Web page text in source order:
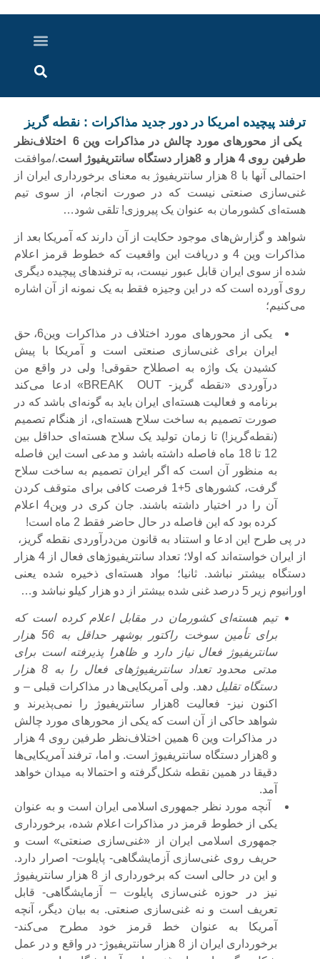
ترفند پيچيده امريكا در دور جديد مذاكرات : نقطه گريز
یکی از محورهای مورد چالش در مذاکرات وین 6 اختلاف‌نظر
طرفین روی 4 هزار و 8‌هزار دستگاه سانتریفیوژ است
./موافقت
احتمالی آنها با 8 هزار سانتریفیوژ به معنای برخورداری ایران از
غنی‌سازی صنعتی نیست که در صورت انجام، از سوی تیم
هسته‌ای کشورمان به عنوان یک پیروزی! تلقی شود…
شواهد و گزارش‌های موجود حکایت از آن دارند که آمریکا بعد از
مذاکرات وین 4 و دریافت این واقعیت که خطوط قرمز اعلام
شده از سوی ایران قابل عبور نیست، به ترفندهای پیچیده‌ دیگری
روی آورده است که در این وجیزه فقط به یک نمونه از آن اشاره
می‌کنیم؛
یکی از محورهای مورد اختلاف در مذاکرات وین6، حق
ایران برای غنی‌سازی صنعتی است و آمریکا با پیش
کشیدن یک واژه به اصطلاح حقوقی! ولی در واقع من‌
درآوردی «نقطه گریز- BREAK OUT» ادعا می‌کند
برنامه و فعالیت هسته‌ای ایران باید به گونه‌ای باشد که در
صورت تصمیم به ساخت سلاح هسته‌ای، از هنگام تصمیم
(نقطه‌گریز!) تا زمان تولید یک سلاح هسته‌ای حداقل بین
12 تا 18 ماه فاصله داشته باشد و مدعی است این فاصله
به منظور آن است که اگر ایران تصمیم به ساخت سلاح
گرفت، کشورهای 5+1 فرصت کافی برای متوقف کردن
آن را در اختیار داشته باشند. جان کری در وین4 اعلام
کرده بود که این فاصله در حال حاضر فقط 2 ماه است!
در پی طرح این ادعا و استناد به قانون من‌درآوردی نقطه گریز،
از ایران خواسته‌اند که اولا؛ تعداد سانتریفیوژهای فعال از 4 هزار
دستگاه بیشتر نباشد. ثانیا؛ مواد هسته‌ای ذخیره شده یعنی
اورانیوم زیر 5 درصد غنی شده بیشتر از دو هزار کیلو نباشد و…
تیم هسته‌ای کشورمان در مقابل اعلام کرده است که
برای تأمین سوخت راکتور بوشهر حداقل به 56 هزار
سانتریفیوژ فعال نیاز دارد و ظاهرا پذیرفته است برای
مدتی محدود تعداد سانتریفیوژهای فعال را به 8 هزار
دستگاه تقلیل دهد. ولی آمریکایی‌ها در مذاکرات قبلی – و
اکنون نیز- فعالیت 8‌هزار سانتریفیوژ را نمی‌پذیرند و
شواهد حاکی از آن است که یکی از محورهای مورد چالش
در مذاکرات وین 6 همین اختلاف‌نظر طرفین روی 4 هزار
و 8‌هزار دستگاه سانتریفیوژ است
. و اما، ترفند آمریکایی‌ها
دقیقا در همین نقطه شکل‌گرفته و احتمالا به میدان خواهد
آمد.
آنچه مورد نظر جمهوری اسلامی ایران است و به عنوان
یکی از خطوط قرمز در مذاکرات اعلام شده، برخورداری
جمهوری اسلامی ایران از «غنی‌سازی صنعتی» است و
حریف روی غنی‌سازی آزمایشگاهی- پایلوت- اصرار دارد.
و این در حالی است که
برخورداری از 8 هزار سانتریفیوژ
نیز در حوزه غنی‌سازی پایلوت – آزمایشگاهی- قابل
تعریف است و نه غنی‌سازی صنعتی. به بیان دیگر، آنچه
آمریکا به عنوان خط قرمز خود مطرح می‌کند-
برخورداری ایران از 8 هزار سانتریفیوژ- در واقع و در عمل